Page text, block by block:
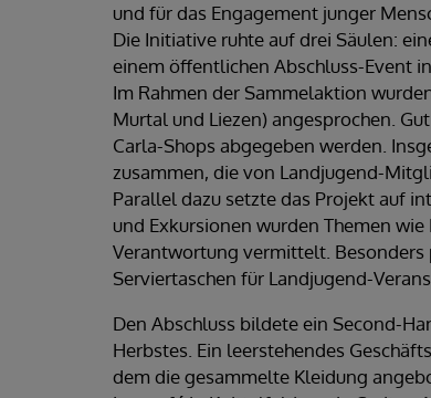
und für das Engagement junger
Die Initiative ruhte auf drei Säulen:
einem öffentlichen Abschluss-Event
Im Rahmen der Sammelaktion
Murtal und Liezen) angesprochen.
Carla-Shops abgegeben werden.
zusammen, die von Landjugend-
Parallel dazu setzte das Projekt auf
und Exkursionen wurden Themen
Verantwortung vermittelt. Besonders
Serviertaschen für Landjugend-
Den Abschluss bildete ein Second-
Herbstes. Ein leerstehendes
dem die gesammelte Kleidung